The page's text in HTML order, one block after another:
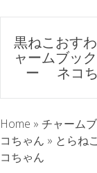
ポ
ス
ト
ナ
ビ
黒ねこおす
ャームブッ
ー ネコ
Home » チャーム
コちゃん » とらね
コちゃん